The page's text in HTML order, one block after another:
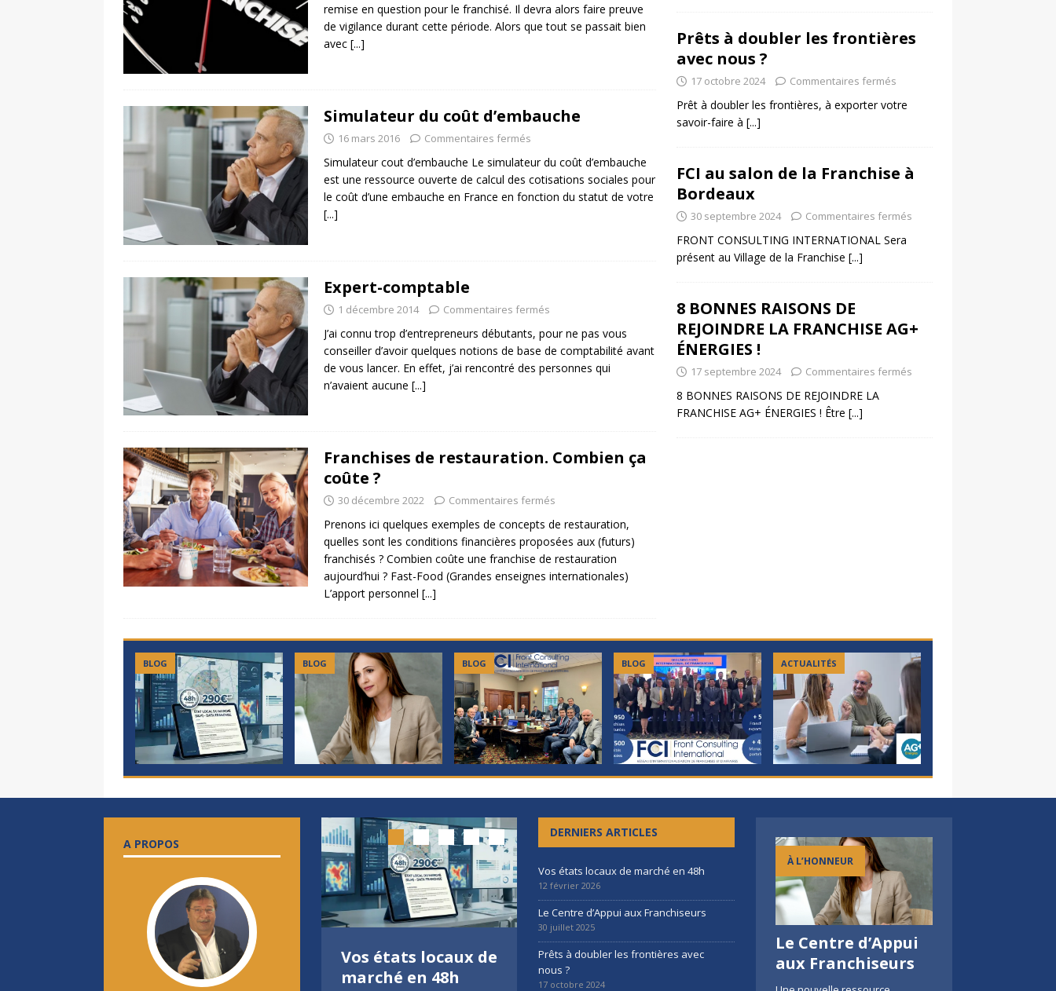
remise en question pour le franchisé. Il devra alors faire preuve
de vigilance durant cette période. Alors que tout se passait bien
avec [...]
Simulateur du coût d’embauche
16 mars 2016 Commentaires fermés
Simulateur cout d’embauche Le simulateur du coût d’embauche
est une ressource ouverte de calcul des cotisations sociales pour
le coût d’une embauche en France en fonction du statut de votre
[...]
Expert-comptable
1 décembre 2014 Commentaires fermés
J’ai connu trop d’entrepreneurs débutants, pour ne pas vous
conseiller d’avoir quelques notions de base de comptabilité avant
de vous lancer. En effet, j’ai rencontré des personnes qui
n’avaient aucune [...]
Franchises de restauration. Combien ça
coûte ?
30 décembre 2022 Commentaires fermés
Prenons ici quelques exemples de concepts de restauration,
quelles sont les conditions financières proposées aux (futurs)
franchisés ? Combien coûte une franchise de restauration
aujourd’hui ? Fast-Food (Grandes enseignes internationales)
L’apport personnel [...]
Prêts à doubler les frontières
avec nous ?
17 octobre 2024 Commentaires fermés
Prêt à doubler les frontières, à exporter votre
savoir-faire à [...]
FCI au salon de la Franchise à
Bordeaux
30 septembre 2024 Commentaires fermés
FRONT CONSULTING INTERNATIONAL Sera
présent au Village de la Franchise [...]
8 BONNES RAISONS DE
REJOINDRE LA FRANCHISE AG+
ÉNERGIES !
17 septembre 2024 Commentaires fermés
8 BONNES RAISONS DE REJOINDRE LA
FRANCHISE AG+ ÉNERGIES ! Être [...]
BLOG BLOG BLOG BLOG ACTUALITÉS
A PROPOS
8 BONNES RAISONS
DE REJOINDRE LA
Vos états locaux de
marché en 48h
Le Centre d’Appui
aux Franchiseurs
Prêts à doubler les
DERNIERS ARTICLES
Vos états locaux de marché en 48h
12 février 2026
Le Centre d’Appui aux Franchiseurs
30 juillet 2025
Prêts à doubler les frontières avec
nous ?
17 octobre 2024
À L’HONNEUR
Le Centre d’Appui
aux Franchiseurs